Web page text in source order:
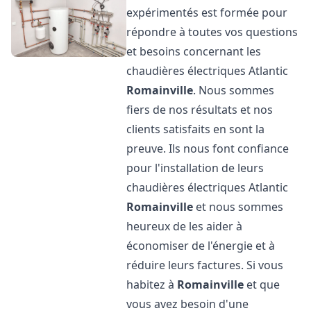
expérimentés est formée pour
répondre à toutes vos questions
et besoins concernant les
chaudières électriques Atlantic
Romainville. Nous sommes
fiers de nos résultats et nos
clients satisfaits en sont la
preuve. Ils nous font confiance
pour l'installation de leurs
chaudières électriques Atlantic
Romainville et nous sommes
heureux de les aider à
économiser de l'énergie et à
réduire leurs factures. Si vous
habitez à Romainville et que
vous avez besoin d'une